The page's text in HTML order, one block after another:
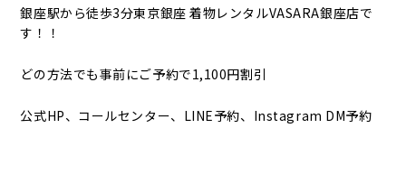
銀座駅から徒歩3分東京銀座 着物レンタルVASARA銀座店で
す！！
どの方法でも事前にご予約で1,100円割引
公式HP、コールセンター、LINE予約、Instagram DM予約